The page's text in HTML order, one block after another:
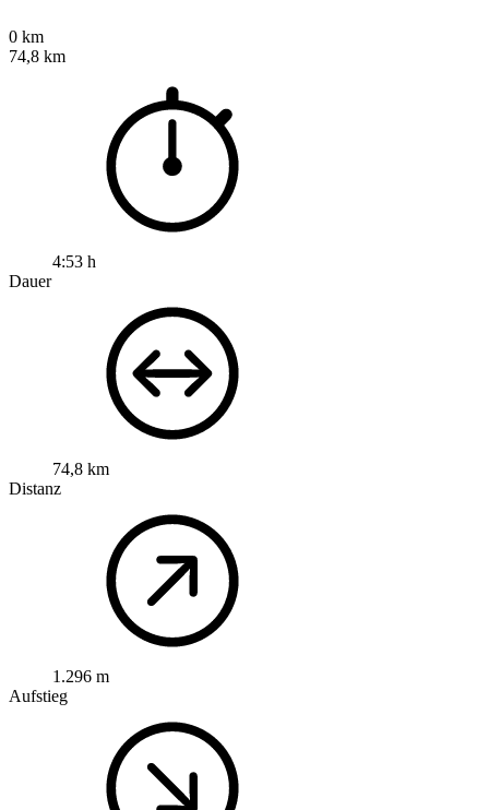
0 km
74,8 km
4:53 h
Dauer
74,8 km
Distanz
1.296 m
Aufstieg